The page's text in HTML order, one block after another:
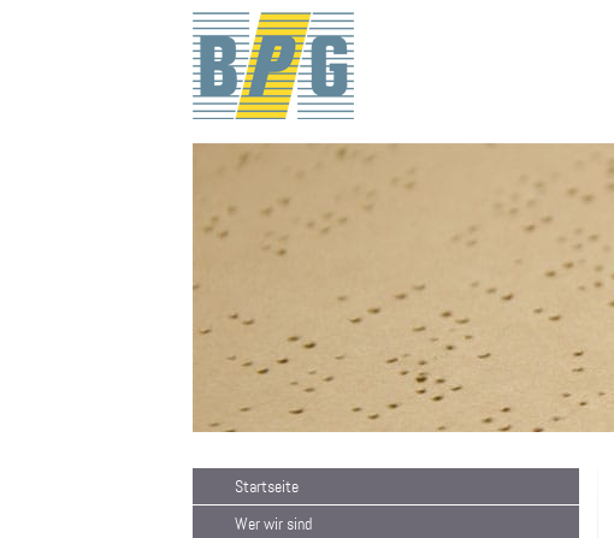
Startseite
Wer wir sind